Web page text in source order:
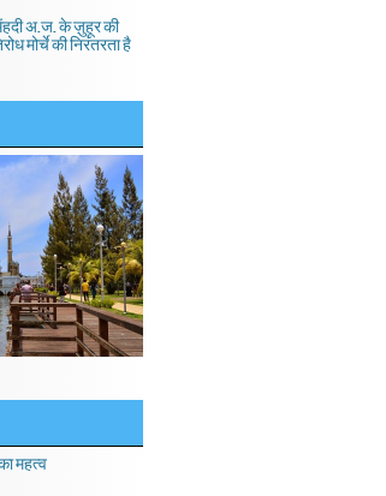
अ.ज. के ज़ुहूर की
मोर्चे की निरंतरता है
महत्व